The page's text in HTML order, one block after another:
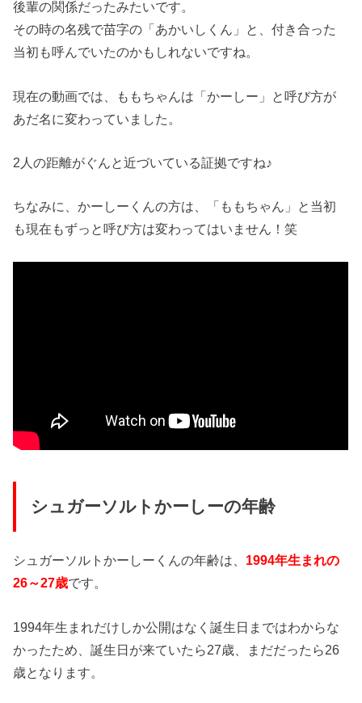
後輩の関係だったみたいです。
その時の名残で苗字の「あかいしくん」と、付き合った
当初も呼んでいたのかもしれないですね。
現在の動画では、ももちゃんは「かーしー」と呼び方が
あだ名に変わっていました。
2人の距離がぐんと近づいている証拠ですね♪
ちなみに、かーしーくんの方は、「ももちゃん」と当初
も現在もずっと呼び方は変わってはいません！笑
シュガーソルトかーしーの年齢
シュガーソルトかーしーくんの年齢は、 1994年生まれの
26～27歳です。
1994年生まれだけしか公開はなく誕生日まではわからな
かったため、誕生日が来ていたら27歳、まだだったら26
歳となります。